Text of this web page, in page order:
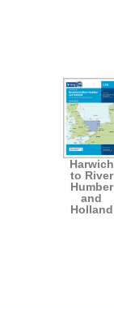
Harwich
to River
Humber
and
Holland